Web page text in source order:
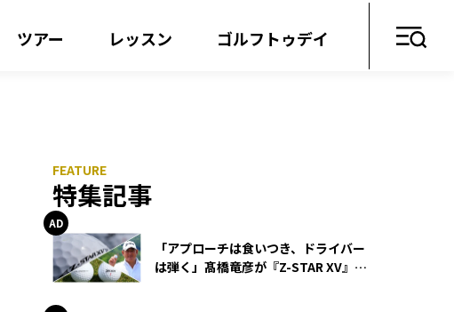
ツアー レッスン ゴルフトゥデイ
特集記事
「アプローチは食いつき、ドライバー
は弾く」髙橋竜彦が『Z-STAR XV』を